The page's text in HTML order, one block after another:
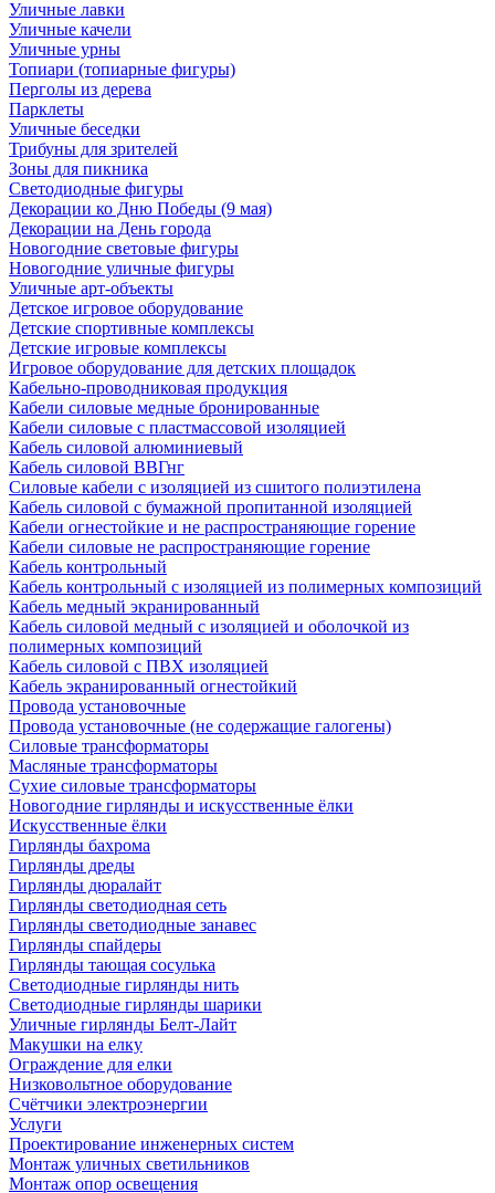
Уличные лавки
Уличные качели
Уличные урны
Топиари (топиарные фигуры)
Перголы из дерева
Парклеты
Уличные беседки
Трибуны для зрителей
Зоны для пикника
Светодиодные фигуры
Декорации ко Дню Победы (9 мая)
Декорации на День города
Новогодние световые фигуры
Новогодние уличные фигуры
Уличные арт-объекты
Детское игровое оборудование
Детские спортивные комплексы
Детские игровые комплексы
Игровое оборудование для детских площадок
Кабельно-проводниковая продукция
Кабели силовые медные бронированные
Кабели силовые с пластмассовой изоляцией
Кабель силовой алюминиевый
Кабель силовой ВВГнг
Силовые кабели с изоляцией из сшитого полиэтилена
Кабель силовой с бумажной пропитанной изоляцией
Кабели огнестойкие и не распространяющие горение
Кабели силовые не распространяющие горение
Кабель контрольный
Кабель контрольный с изоляцией из полимерных композиций
Кабель медный экранированный
Кабель силовой медный с изоляцией и оболочкой из
полимерных композиций
Кабель силовой с ПВХ изоляцией
Кабель экранированный огнестойкий
Провода установочные
Провода установочные (не содержащие галогены)
Силовые трансформаторы
Масляные трансформаторы
Сухие силовые трансформаторы
Новогодние гирлянды и искусственные ёлки
Искусственные ёлки
Гирлянды бахрома
Гирлянды дреды
Гирлянды дюралайт
Гирлянды светодиодная сеть
Гирлянды светодиодные занавес
Гирлянды спайдеры
Гирлянды тающая сосулька
Светодиодные гирлянды нить
Светодиодные гирлянды шарики
Уличные гирлянды Белт-Лайт
Макушки на елку
Ограждение для елки
Низковольтное оборудование
Счётчики электроэнергии
Услуги
Проектирование инженерных систем
Монтаж уличных светильников
Монтаж опор освещения